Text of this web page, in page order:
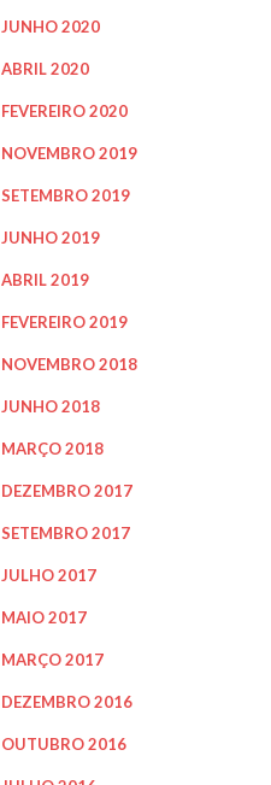
JUNHO 2020
ABRIL 2020
FEVEREIRO 2020
NOVEMBRO 2019
SETEMBRO 2019
JUNHO 2019
ABRIL 2019
FEVEREIRO 2019
NOVEMBRO 2018
JUNHO 2018
MARÇO 2018
DEZEMBRO 2017
SETEMBRO 2017
JULHO 2017
MAIO 2017
MARÇO 2017
DEZEMBRO 2016
OUTUBRO 2016